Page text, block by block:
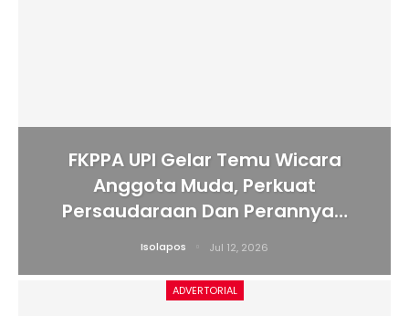
FKPPA UPI Gelar Temu Wicara
Anggota Muda, Perkuat
Persaudaraan Dan Perannya…
Isolapos Jul 12, 2026
ADVERTORIAL